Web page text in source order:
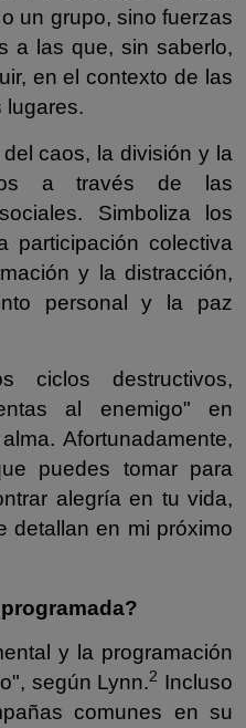
un grupo, sino fuerzas
a las que, sin saberlo,
en el contexto de las
lugares.
caos, la división y la
a través de las
Simboliza los
participación colectiva
y la distracción,
personal y la paz
ciclos destructivos,
al enemigo" en
Afortunadamente,
puedes tomar para
alegría en tu vida,
detallan en mi próximo
y la programación
según Lynn.2 Incluso
comunes en su